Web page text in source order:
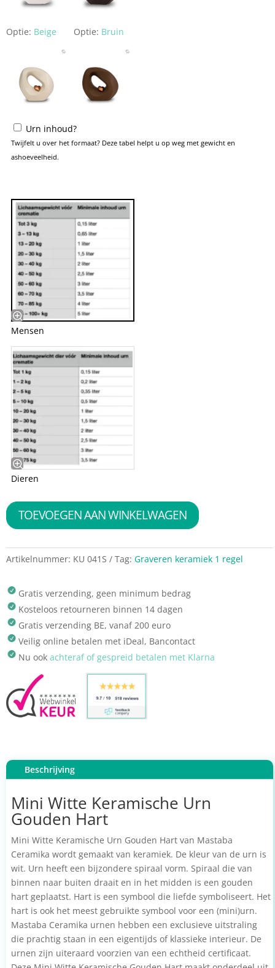
Optie: Beige Optie: Bruin
Urn inhoud?
Twijfelt u over het formaat? Deze tabel helpt u op weg met gewicht en
ashoeveelheid.
Mensen
Dieren
TOEVOEGEN AAN WINKELWAGEN
Artikelnummer: KU 041S Tag: Graveren keramiek 1 regel
Gratis verzending, geen minimum bedrag
Kosteloos retourneren binnen 14 dagen
Gratis verzending BE, vanaf 200 euro
Veilig online betalen met iDeal, Bancontact
Nu ook achteraf of gespreid betalen met Klarna
Beschrijving
Mini Witte Keramische Urn
Gouden Hart
Mini Witte Keramische Urn Gouden Hart van Mastaba
Ceramika wordt gemaakt van keramiek. De kleur van de urn is
wit. Urn heeft een bijzondere spiraal vorm. Spiraal die van
binnen naar buiten draait en in het midden is een gouden
hart geplaatst. Hart is een symbool die liefde symboliseert. Het
hart is ook het meest gebruikte symbool voor een (mini)urn.
Mastaba Ceramika urnen hebben een exclusieve uitstraling
die prachtig staan in een eigentijds of klassieke interieur. De
urnen zijn uiteraard voorzien van een echtheid certificaat.